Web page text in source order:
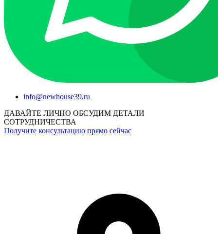
info@newhouse39.ru
ДАВАЙТЕ ЛИЧНО ОБСУДИМ ДЕТАЛИ
СОТРУДНИЧЕСТВА
Получите консультацию прямо сейчас